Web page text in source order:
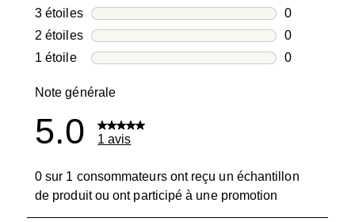
0 avis avec
3 étoilesétoiles
0
0 avis avec
2 étoilesétoiles
0
0 avis avec
1 étoileétoiles
0
Note générale
5.0 1 avis
0 sur 1 consommateurs ont reçu un échantillon
de produit ou ont participé à une promotion